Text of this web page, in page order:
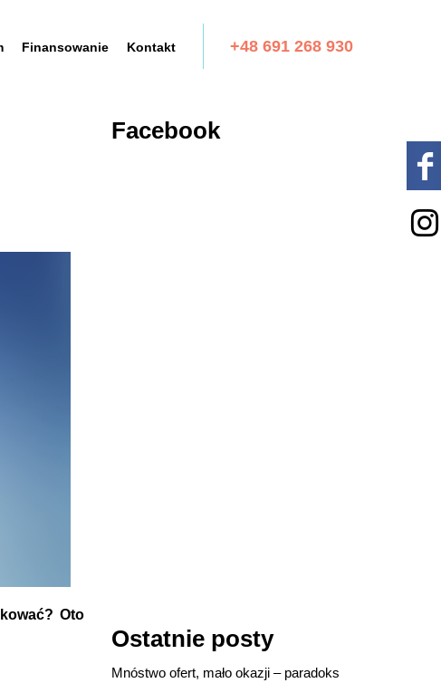
Finansowanie Kontakt +48 691 268 930
Oto
Facebook
Ostatnie posty
Mnóstwo ofert, mało okazji – paradoks